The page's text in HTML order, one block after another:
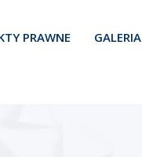
PRAWNE GALERIA